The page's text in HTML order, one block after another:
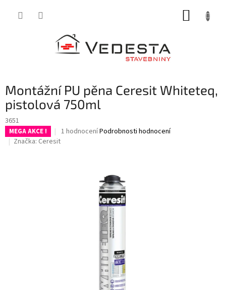
Montážní PU pěna Ceresit Whiteteq,
pistolová 750ml
3651
MEGA AKCE !
Průměrné
hodnocení
1 hodnoceníPodrobnosti hodnocení
Značka: Ceresit